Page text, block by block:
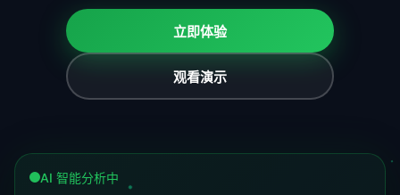
立即体验
观看演示
AI 智能分析中